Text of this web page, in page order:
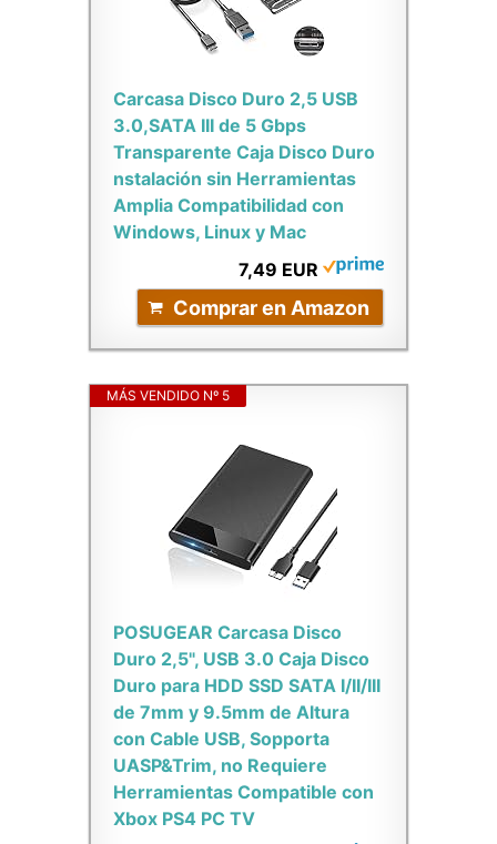
Carcasa Disco Duro 2,5 USB
3.0,SATA III de 5 Gbps
Transparente Caja Disco Duro
nstalación sin Herramientas
Amplia Compatibilidad con
Windows, Linux y Mac
7,49 EUR
Comprar en Amazon
MÁS VENDIDO Nº 5
POSUGEAR Carcasa Disco
Duro 2,5", USB 3.0 Caja Disco
Duro para HDD SSD SATA I/II/III
de 7mm y 9.5mm de Altura
con Cable USB, Sopporta
UASP&Trim, no Requiere
Herramientas Compatible con
Xbox PS4 PC TV